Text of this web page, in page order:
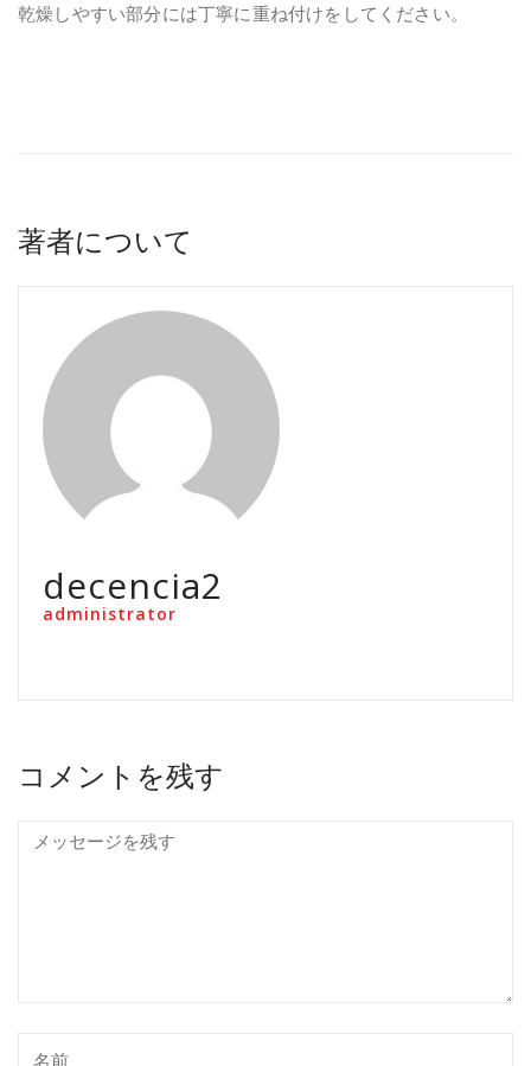
乾燥しやすい部分には丁寧に重ね付けをしてください。
著者について
decencia2
administrator
コメントを残す